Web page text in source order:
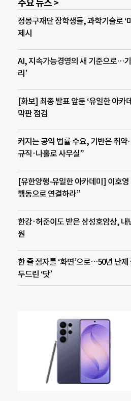
주요 뉴스 >
정몽구재단 장학생들, 과학기술로 ‘
제시
AI, 지속가능경영의 새 기준으로…기
리’
[화보] 최종 발표 앞둔 ‘유일한 아카
막판 점검
커지는 공익 법률 수요, 기반은 취
규직·나홀로 사무실”
[유한양행-유일한 아카데미] 이호영
행동으로 연결하라”
한강·허준이도 받은 삼성호암상, 내
원
한 줄 점자를 ‘화면’으로…50년 난
두드린 ‘닷’